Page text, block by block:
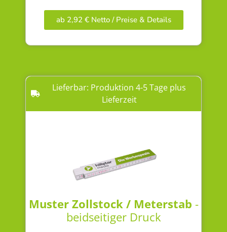
ab 2,92 € Netto / Preise & Details
Lieferbar: Produktion 4-5 Tage plus
Lieferzeit
Muster Zollstock / Meterstab -
beidseitiger Druck